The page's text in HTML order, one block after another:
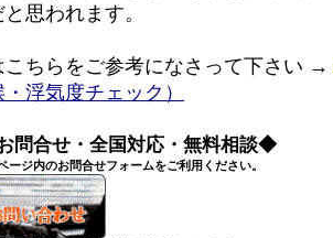
思われます。
ちらをご参考になさって下さい →
浮気度チェック）
問合せ・全国対応・無料相談◆
ージ内のお問合せフォームをご利用ください。